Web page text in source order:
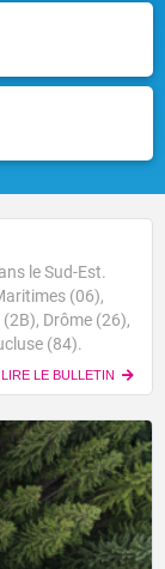
le Sud-Est.
(06),
Drôme (26),
(84).
LIRE LE BULLETIN